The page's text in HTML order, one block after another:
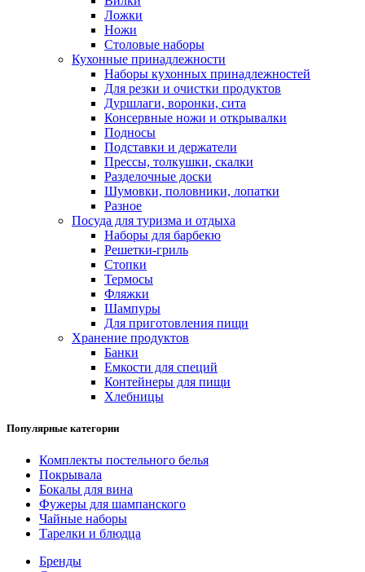
Ложки
Ножи
Столовые наборы
Кухонные принадлежности
Наборы кухонных принадлежностей
Для резки и очистки продуктов
Дуршлаги, воронки, сита
Консервные ножи и открывалки
Подносы
Подставки и держатели
Прессы, толкушки, скалки
Разделочные доски
Шумовки, половники, лопатки
Разное
Посуда для туризма и отдыха
Наборы для барбекю
Решетки-гриль
Стопки
Термосы
Фляжки
Шампуры
Для приготовления пищи
Хранение продуктов
Банки
Емкости для специй
Контейнеры для пищи
Хлебницы
Популярные категории
Комплекты постельного белья
Покрывала
Бокалы для вина
Фужеры для шампанского
Чайные наборы
Тарелки и блюдца
Бренды